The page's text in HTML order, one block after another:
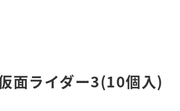
面ライダー3(10個入)